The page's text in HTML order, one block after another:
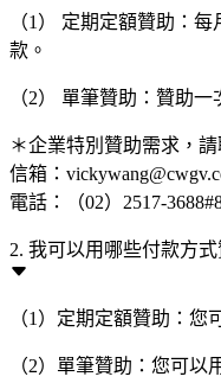
（1） 定期定額贊助：
款。
（2） 單筆贊助：贊助
＊企業特別贊助需求，
信箱：
電話：（02）2517-
2. 我可以用哪些付款方式
（1）定期定額贊助：您
（2）單筆贊助：您可